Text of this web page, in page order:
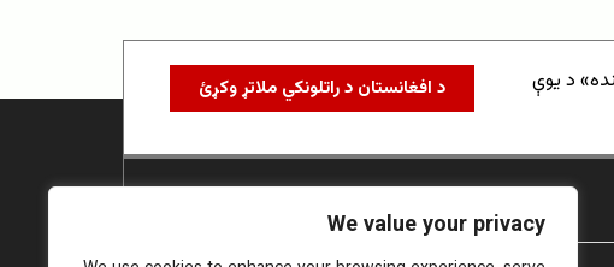
We value your privacy
د یوې
د افغانستان د راتلونکي ملاتړ وکړئ